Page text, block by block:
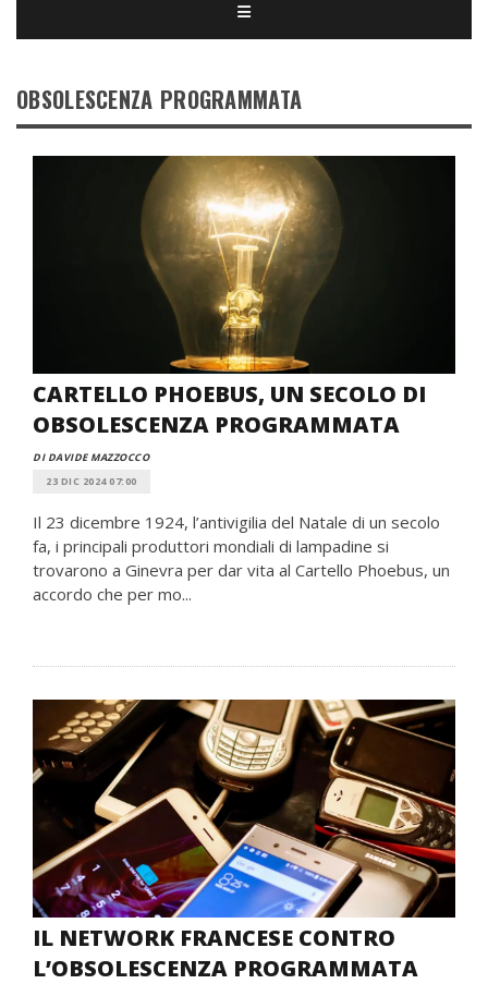
OBSOLESCENZA PROGRAMMATA
CARTELLO PHOEBUS, UN SECOLO DI
OBSOLESCENZA PROGRAMMATA
DI DAVIDE MAZZOCCO
23 DIC 2024 07:00
Il 23 dicembre 1924, l’antivigilia del Natale di un secolo
fa, i principali produttori mondiali di lampadine si
trovarono a Ginevra per dar vita al Cartello Phoebus, un
accordo che per mo...
IL NETWORK FRANCESE CONTRO
L’OBSOLESCENZA PROGRAMMATA